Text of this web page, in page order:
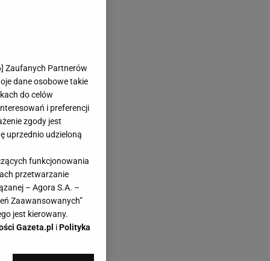
] Zaufanych Partnerów
dane osobowe takie
do celów
i preferencji
zgody jest
uprzednio udzieloną
funkcjonowania
przetwarzanie
– Agora S.A. –
Zaawansowanych”
jest kierowany.
Gazeta.pl iPolityka